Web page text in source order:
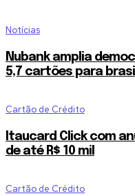
Notícias
Nubank amplia
5,7 cartões para
Cartão de Crédito
Itaucard Click com
de até R$ 10 mil
Cartão de Crédito